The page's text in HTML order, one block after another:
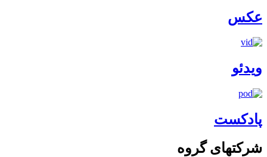
عکس
ویدئو
پادکست
شرکتهای گروه